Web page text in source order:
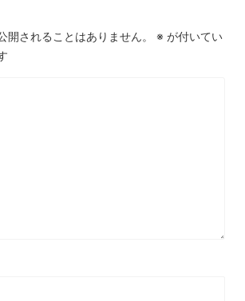
開されることはありません。 ※ が付いてい